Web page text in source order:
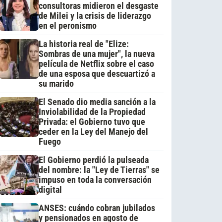
consultoras midieron el desgaste
de Milei y la crisis de liderazgo
en el peronismo
La historia real de "Elize:
Sombras de una mujer", la nueva
película de Netflix sobre el caso
de una esposa que descuartizó a
su marido
El Senado dio media sanción a la
Inviolabilidad de la Propiedad
Privada: el Gobierno tuvo que
ceder en la Ley del Manejo del
Fuego
El Gobierno perdió la pulseada
del nombre: la "Ley de Tierras" se
impuso en toda la conversación
digital
ANSES: cuándo cobran jubilados
y pensionados en agosto de